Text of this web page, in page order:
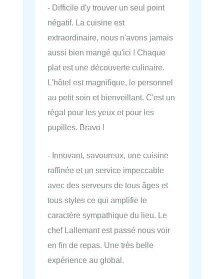
- Difficile d'y trouver un seul point
négatif. La cuisine est
extraordinaire, nous n'avons jamais
aussi bien mangé qu'ici ! Chaque
plat est une découverte culinaire.
L'hôtel est magnifique, le personnel
au petit soin et bienveillant. C'est un
régal pour les yeux et pour les
pupilles. Bravo !
- Innovant, savoureux, une cuisine
raffinée et un service impeccable
avec des serveurs de tous âges et
tous styles ce qui amplifie le
caractère sympathique du lieu. Le
chef Lallemant est passé nous voir
en fin de repas. Une très belle
expérience au global.